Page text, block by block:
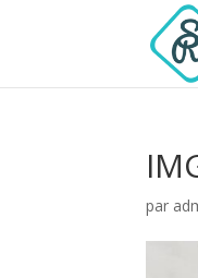
par